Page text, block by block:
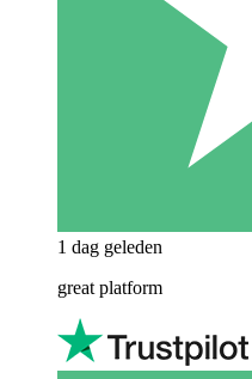
1 dag geleden
great platform